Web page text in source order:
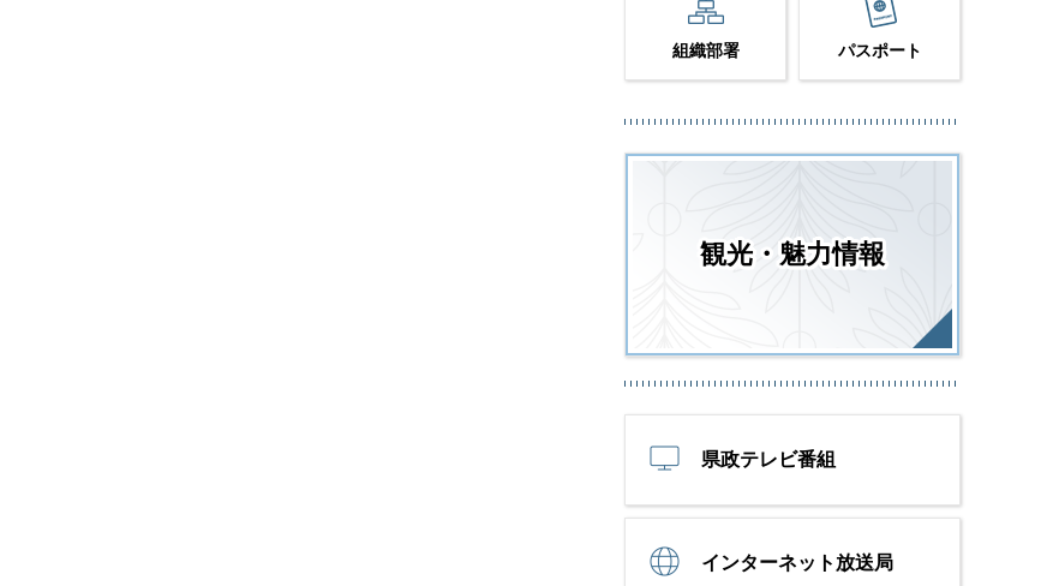
組織部署 パスポート
観光・魅力情報
県政テレビ番組
インターネット放送局